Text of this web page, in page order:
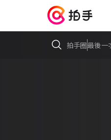
拍手圈最後一